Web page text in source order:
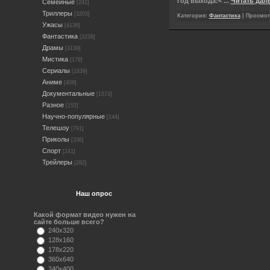
Семейные [241]
Триллеры [3203]
Ужасы [4136]
Фантастика [2239]
Драмы [3139]
Мистика [179]
Сериалы [1839]
Аниме [408]
Документальные [1573]
Разное [152]
Научно-популярные [144]
Телешоу [791]
Приколы [336]
Спорт [241]
Трейлеры [282]
Наш опрос
Какой формат видео нужен на
сайте больше всего?
240x320
128x160
178x220
360x640
Категория: Фантастика|